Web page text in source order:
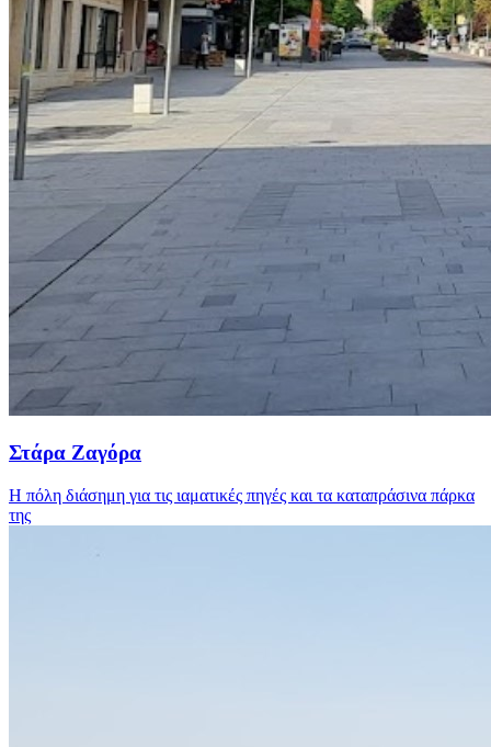
Στάρα Ζαγόρα
Η πόλη διάσημη για τις ιαματικές πηγές και τα καταπράσινα πάρκα
της